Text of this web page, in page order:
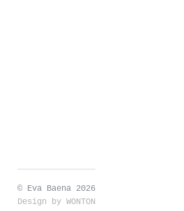
© Eva Baena 2026
Design by WONTON